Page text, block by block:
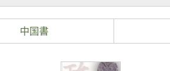
中国書